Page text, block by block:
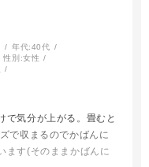
年代:40代
性別:女性
で気分が上がる。畳むと
で収まるのでかばんに
ます(そのままかばんに